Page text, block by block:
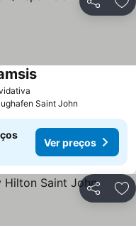
Partilhar
Ver preços
Saint John
Ver preços
Partilhar